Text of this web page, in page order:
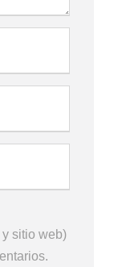
sitio web)